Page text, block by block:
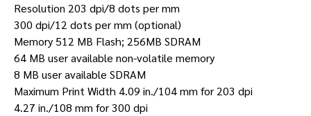
Resolution 203 dpi/8 dots per mm
300 dpi/12 dots per mm (optional)
Memory 512 MB Flash; 256MB SDRAM
64 MB user available non-volatile memory
8 MB user available SDRAM
Maximum Print Width 4.09 in./104 mm for 203 dpi
4.27 in./108 mm for 300 dpi